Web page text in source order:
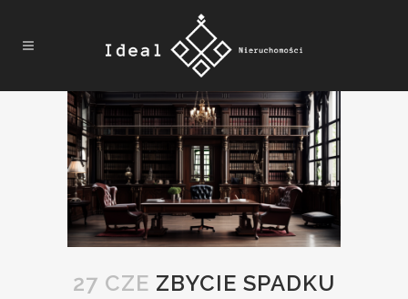
27 CZE ZBYCIE SPADKU